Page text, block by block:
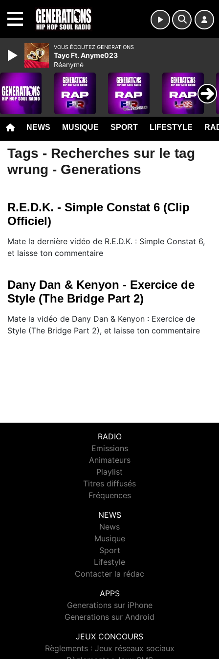
NEWS MUSIQUE SPORT LIFESTYLE
Tags - Recherches sur le tag
wrung - Generations
R.E.D.K. - Simple Constat 6 (Clip
Officiel)
Mate la dernière vidéo de R.E.D.K. : Simple Constat 6,
et laisse ton commentaire
Dany Dan & Kenyon - Exercice de
Style (The Bridge Part 2)
Mate la vidéo de Dany Dan & Kenyon : Exercice de
Style (The Bridge Part 2), et laisse ton commentaire
RADIO
Emissions
Animateurs
Playlist
Titres diffusés
Fréquences
NEWS
News
Musique
Sport
Lifestyle
Contacter la rédac
APPS
Generations sur iPhone
Generations sur Android
JEUX CONCOURS
Règlements : Jeux réseaux sociaux
VOUS ÉCOUTEZ GENERATIONS
Tayc Ft. Anyme023
Réanymé